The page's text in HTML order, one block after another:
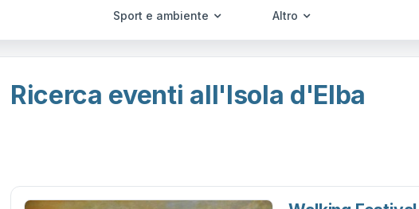
Sport e ambiente Altro
Ricerca eventi all'Isola d'Elba